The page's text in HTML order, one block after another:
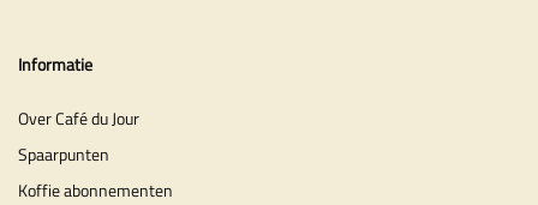
Informatie
Over Café du Jour
Spaarpunten
Koffie abonnementen